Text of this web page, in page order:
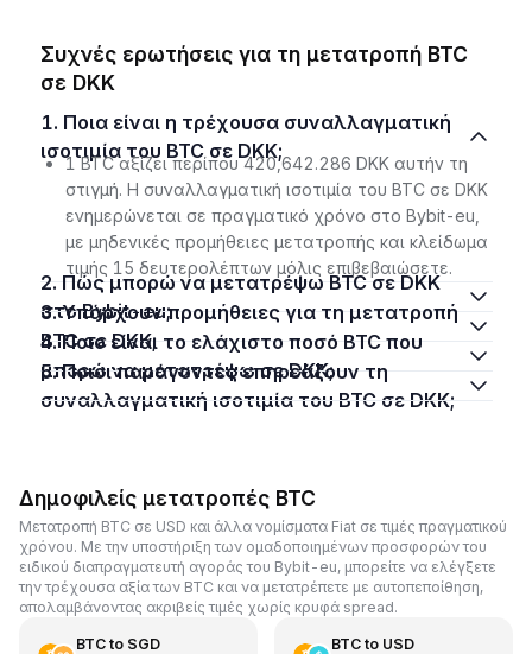
Συχνές ερωτήσεις για τη μετατροπή BTC
σε DKK
1. Ποια είναι η τρέχουσα συναλλαγματική
ισοτιμία του BTC σε DKK;
1 BTC αξίζει περίπου 420,642.286 DKK αυτήν τη
στιγμή. Η συναλλαγματική ισοτιμία του BTC σε DKK
ενημερώνεται σε πραγματικό χρόνο στο Bybit-eu,
με μηδενικές προμήθειες μετατροπής και κλείδωμα
τιμής 15 δευτερολέπτων μόλις επιβεβαιώσετε.
2. Πώς μπορώ να μετατρέψω BTC σε DKK
στο Bybit-eu;
3. Υπάρχουν προμήθειες για τη μετατροπή
BTC σε DKK;
4. Ποιο είναι το ελάχιστο ποσό BTC που
μπορώ να μετατρέψω σε DKK;
5. Ποιοι παράγοντες επηρεάζουν τη
συναλλαγματική ισοτιμία του BTC σε DKK;
Δημοφιλείς μετατροπές BTC
Μετατροπή BTC σε USD και άλλα νομίσματα Fiat σε τιμές πραγματικού
χρόνου. Με την υποστήριξη των ομαδοποιημένων προσφορών του
ειδικού διαπραγματευτή αγοράς του Bybit-eu, μπορείτε να ελέγξετε
την τρέχουσα αξία των BTC και να μετατρέπετε με αυτοπεποίθηση,
απολαμβάνοντας ακριβείς τιμές χωρίς κρυφά spread.
BTCto SGD BTCto USD